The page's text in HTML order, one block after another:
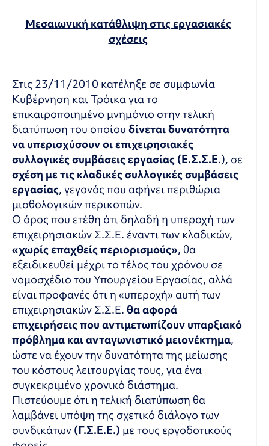
Μεσαιωνική κατάθλιψη στις εργασιακές
σχέσεις
Στις 23/11/2010 κατέληξε σε συμφωνία
Κυβέρνηση και Τρόικα για το
επικαιροποιημένο μνημόνιο στην τελική
διατύπωση του οποίου δίνεται δυνατότητα
να υπερισχύσουν οι επιχειρησιακές
συλλογικές συμβάσεις εργασίας (Ε.Σ.Σ.Ε.), σε
σχέση με τις κλαδικές συλλογικές συμβάσεις
εργασίας, γεγονός που αφήνει περιθώρια
μισθολογικών περικοπών.
Ο όρος που ετέθη ότι δηλαδή η υπεροχή των
επιχειρησιακών Σ.Σ.Ε. έναντι των κλαδικών,
«χωρίς επαχθείς περιορισμούς», θα
εξειδικευθεί μέχρι το τέλος του χρόνου σε
νομοσχέδιο του Υπουργείου Εργασίας, αλλά
είναι προφανές ότι η «υπεροχή» αυτή των
επιχειρησιακών Σ.Σ.Ε. θα αφορά
επιχειρήσεις που αντιμετωπίζουν υπαρξιακό
πρόβλημα και ανταγωνιστικό μειονέκτημα,
ώστε να έχουν την δυνατότητα της μείωσης
του κόστους λειτουργίας τους, για ένα
συγκεκριμένο χρονικό διάστημα.
Πιστεύουμε ότι η τελική διατύπωση θα
λαμβάνει υπόψη της σχετικό διάλογο των
συνδικάτων (Γ.Σ.Ε.Ε.) με τους εργοδοτικούς